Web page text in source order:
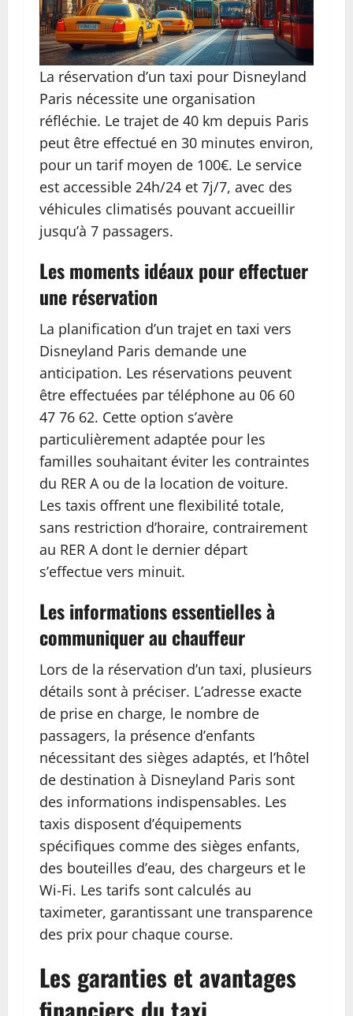
La réservation d’un taxi pour Disneyland
Paris nécessite une organisation
réfléchie. Le trajet de 40 km depuis Paris
peut être effectué en 30 minutes environ,
pour un tarif moyen de 100€. Le service
est accessible 24h/24 et 7j/7, avec des
véhicules climatisés pouvant accueillir
jusqu’à 7 passagers.
Les moments idéaux pour effectuer
une réservation
La planification d’un trajet en taxi vers
Disneyland Paris demande une
anticipation. Les réservations peuvent
être effectuées par téléphone au 06 60
47 76 62. Cette option s’avère
particulièrement adaptée pour les
familles souhaitant éviter les contraintes
du RER A ou de la location de voiture.
Les taxis offrent une flexibilité totale,
sans restriction d’horaire, contrairement
au RER A dont le dernier départ
s’effectue vers minuit.
Les informations essentielles à
communiquer au chauffeur
Lors de la réservation d’un taxi, plusieurs
détails sont à préciser. L’adresse exacte
de prise en charge, le nombre de
passagers, la présence d’enfants
nécessitant des sièges adaptés, et l’hôtel
de destination à Disneyland Paris sont
des informations indispensables. Les
taxis disposent d’équipements
spécifiques comme des sièges enfants,
des bouteilles d’eau, des chargeurs et le
Wi-Fi. Les tarifs sont calculés au
taximeter, garantissant une transparence
des prix pour chaque course.
Les garanties et avantages